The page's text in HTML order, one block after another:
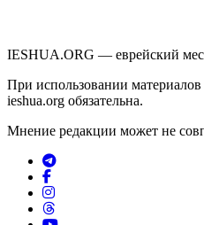
IESHUA.ORG — еврейский
При использовании материалов
ieshua.org обязательна.
Мнение редакции может не